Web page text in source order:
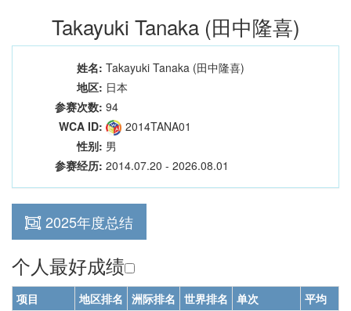
Takayuki Tanaka (田中隆喜)
姓名: Takayuki Tanaka (田中隆喜)
地区: 日本
参赛次数: 94
WCA ID:
2014TANA01
性别: 男
参赛经历: 2014.07.20 - 2026.08.01
2025年度总结
个人最好成绩
项目 地区排名 洲际排名 世界排名 单次
平均